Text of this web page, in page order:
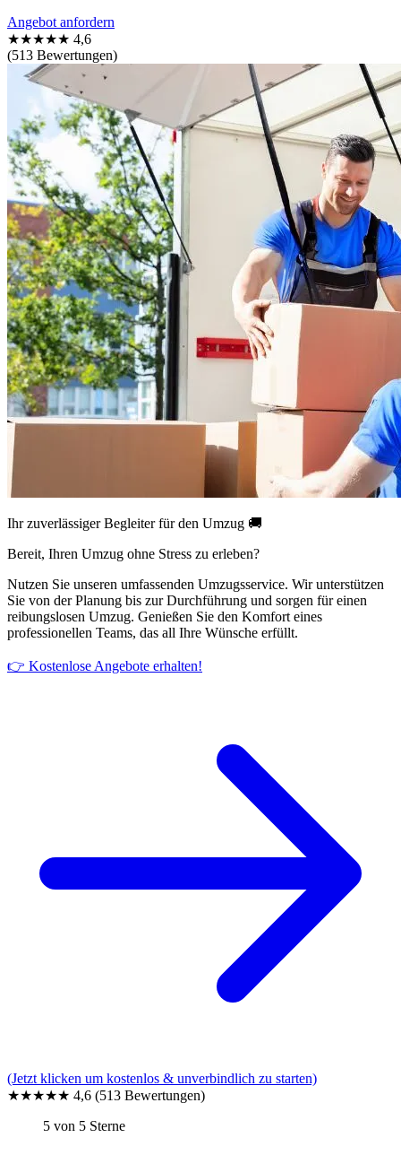
Angebot anfordern
★★★★★ 4,6
(513 Bewertungen)
Ihr zuverlässiger Begleiter für den Umzug 🚚
Bereit, Ihren Umzug ohne Stress zu erleben?
Nutzen Sie unseren umfassenden Umzugsservice. Wir unterstützen
Sie von der Planung bis zur Durchführung und sorgen für einen
reibungslosen Umzug. Genießen Sie den Komfort eines
professionellen Teams, das all Ihre Wünsche erfüllt.
👉 Kostenlose Angebote erhalten!
(Jetzt klicken um kostenlos & unverbindlich zu starten)
★★★★★ 4,6 (513 Bewertungen)
5 von 5 Sterne